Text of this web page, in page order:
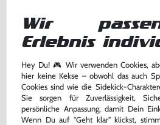
Grand Theft Auto V / GTA 5
DE Version, mit OVP, gebraucht, USK18
DE
Wir
Erlebnis
Hey Du! 🎮 Wir verwenden Cookies,
hier keine Kekse – obwohl das auch
Cookies sind wie die Sidekick-
Sie sorgen für Zuverlässigkeit,
persönliche Anpassung, damit Dein
Wenn Du auf "Geht klar" klickst,